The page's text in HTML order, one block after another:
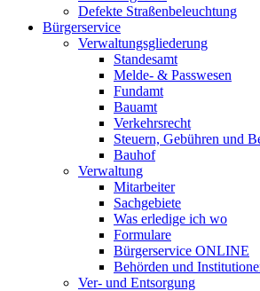
Defekte Straßenbeleuchtung
Bürgerservice
Verwaltungsgliederung
Standesamt
Melde- & Passwesen
Fundamt
Bauamt
Verkehrsrecht
Steuern, Gebühren und
Bauhof
Verwaltung
Mitarbeiter
Sachgebiete
Was erledige ich wo
Formulare
Bürgerservice ONLINE
Behörden und
Ver- und Entsorgung